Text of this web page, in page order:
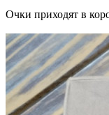
Очки приходят в